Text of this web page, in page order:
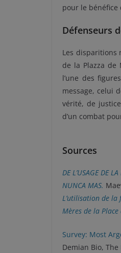
pour le
Défenseurs
Les disparitions
de la Plazza de
l’une des
message, celui
vérité, de
d’un combat
Sources
DE L’USAGE DE
NUNCA MAS.
L’utilisation de
Mères de la
Survey: Most
Demian Bio,